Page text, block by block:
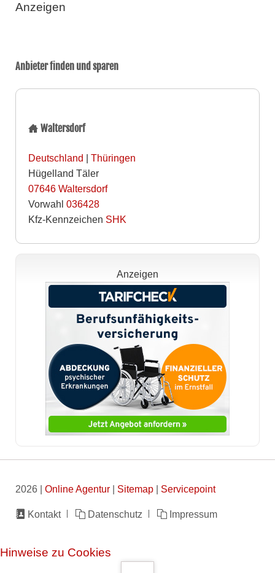
Anzeigen
Anbieter finden und sparen
Waltersdorf
Deutschland | Thüringen
Hügelland Täler
07646 Waltersdorf
Vorwahl 036428
Kfz-Kennzeichen SHK
Anzeigen
2026 | Online Agentur| Sitemap| Servicepoint
Navigation
Kontakt Datenschutz Impressum
Hinweise zu Cookies